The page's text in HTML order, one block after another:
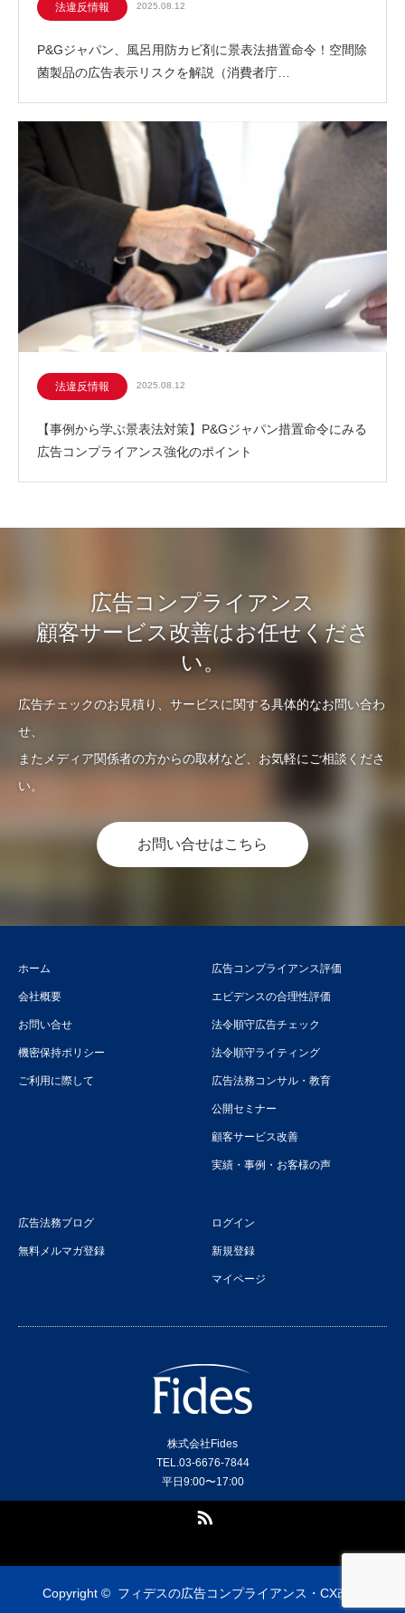
法違反情報 2025.08.12
P&Gジャパン、風呂用防カビ剤に景表法措置命令！空間除
菌製品の広告表示リスクを解説（消費者庁…
法違反情報 2025.08.12
【事例から学ぶ景表法対策】P&Gジャパン措置命令にみる
広告コンプライアンス強化のポイント
広告コンプライアンス
顧客サービス改善はお任せくださ
い。
広告チェックのお見積り、サービスに関する具体的なお問い合わ
せ、
またメディア関係者の方からの取材など、お気軽にご相談くださ
い。
お問い合せはこちら
ホーム
会社概要
お問い合せ
機密保持ポリシー
ご利用に際して
広告コンプライアンス評価
エビデンスの合理性評価
法令順守広告チェック
法令順守ライティング
広告法務コンサル・教育
公開セミナー
顧客サービス改善
実績・事例・お客様の声
広告法務ブログ
無料メルマガ登録
ログイン
新規登録
マイページ
株式会社Fides
TEL.03-6676-7844
平日9:00〜17:00
Copyright © フィデスの広告コンプライアンス・CX改善